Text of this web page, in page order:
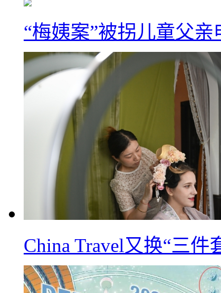
“梅姨案”被拐儿童父
China Travel又换“三